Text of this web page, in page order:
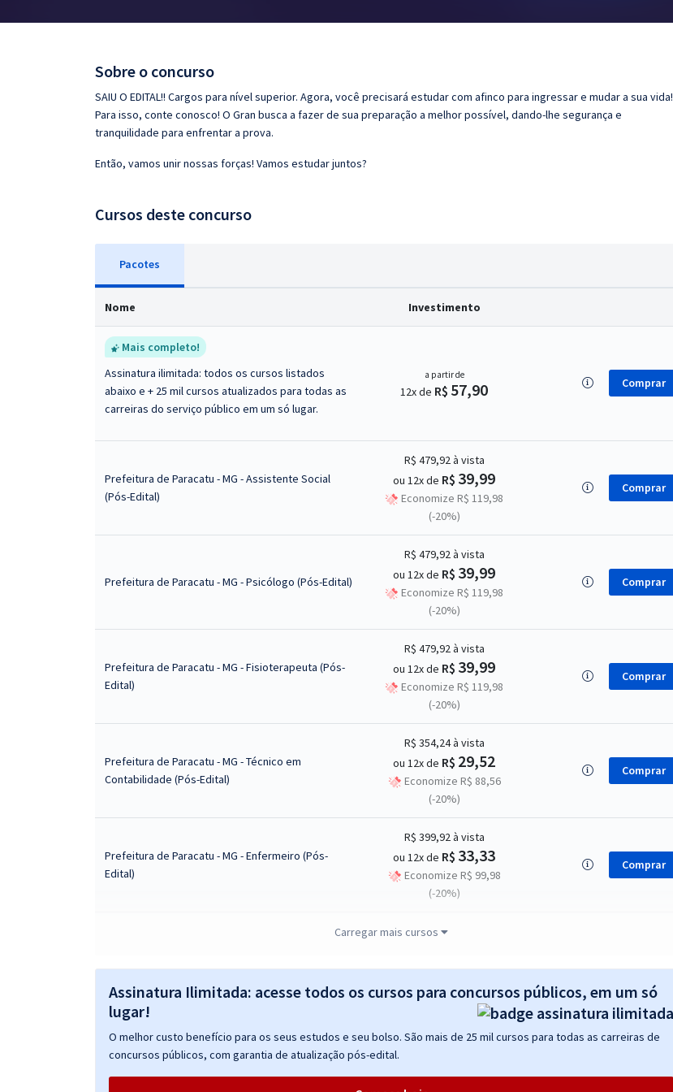
Questões grátis
Sobre o concurso
SAIU O EDITAL!! Cargos para nível superior. Agora, você precisará estudar com afinco para ingressar e mudar a sua vida!
Para isso, conte conosco! O Gran busca a fazer de sua preparação a melhor possível, dando-lhe segurança e
tranquilidade para enfrentar a prova.
Então, vamos unir nossas forças! Vamos estudar juntos?
Cursos deste concurso
Pacotes
Nome Investimento
Mais completo!
Assinatura ilimitada: todos os cursos listados
abaixo e + 25 mil cursos atualizados para todas as
carreiras do serviço público em um só lugar.
a partir de
12x de R$ 57,90 Comprar
Prefeitura de Paracatu - MG - Assistente Social
(Pós-Edital)
R$ 479,92à vista
ou 12x de R$ 39,99
Economize R$ 119,98
(-20%)
Comprar
Prefeitura de Paracatu - MG - Psicólogo (Pós-Edital)
R$ 479,92à vista
ou 12x de R$ 39,99
Economize R$ 119,98
(-20%)
Comprar
Prefeitura de Paracatu - MG - Fisioterapeuta (Pós-
Edital)
R$ 479,92à vista
ou 12x de R$ 39,99
Economize R$ 119,98
(-20%)
Comprar
Prefeitura de Paracatu - MG - Técnico em
Contabilidade (Pós-Edital)
R$ 354,24à vista
ou 12x de R$ 29,52
Economize R$ 88,56
(-20%)
Comprar
Prefeitura de Paracatu - MG - Enfermeiro (Pós-
Edital)
R$ 399,92à vista
ou 12x de R$ 33,33
Economize R$ 99,98
(-20%)
Comprar
Enfermagem (Pós-Edital)
R$ 354,24
Economize R$ 88,56
(-20%)
Prefeitura de Paracatu - MG - Contador (Pós-Edital)
ou 12x de R$39,99
(-20%)
Carregar mais cursos
Assinatura Ilimitada: acesse todos os cursos para concursos públicos, em um só
lugar!
O melhor custo benefício para os seus estudos e seu bolso. São mais de 25 mil cursos para todas as carreiras de
concursos públicos, com garantia de atualização pós-edital.